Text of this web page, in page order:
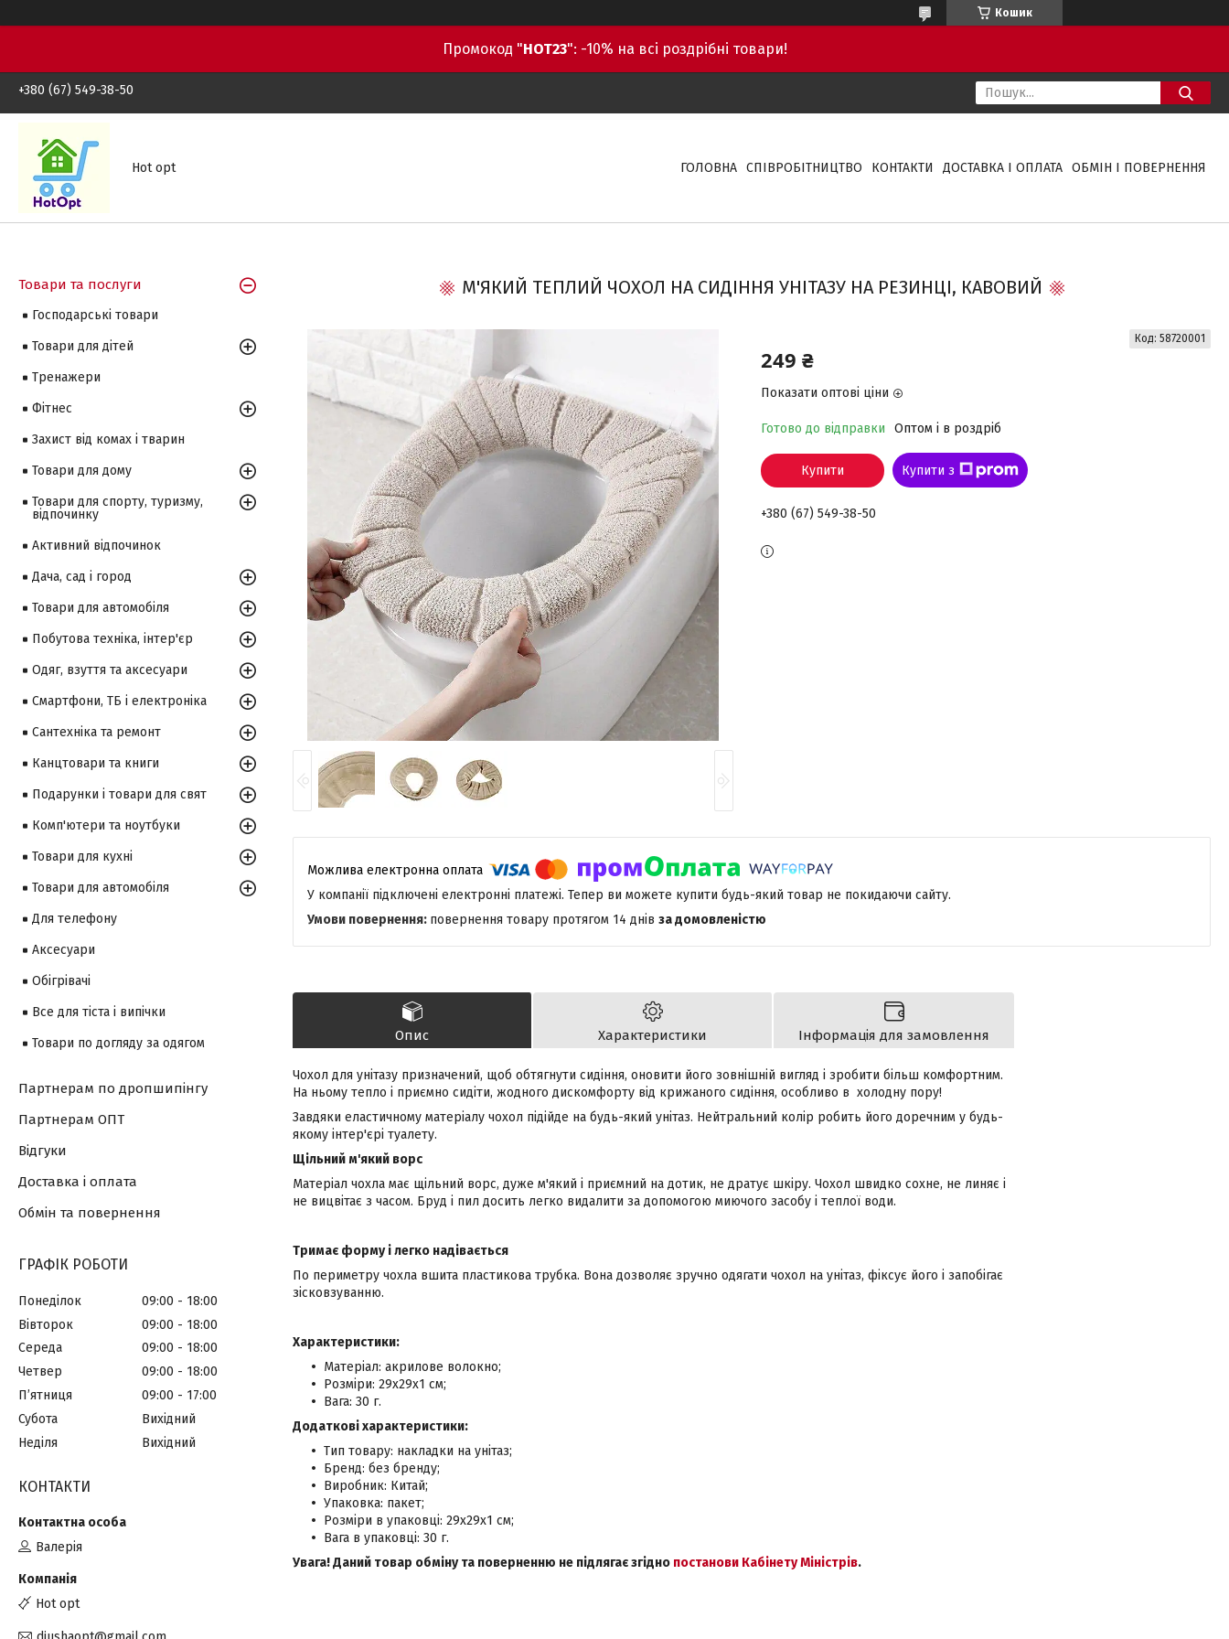
Кошик
Промокод "HOT23": -10% на всі роздрібні товари!
+380 (67) 549-38-50
Hot opt ГОЛОВНА СПІВРОБІТНИЦТВО КОНТАКТИ ДОСТАВКА І ОПЛАТА ОБМІН І ПОВЕРНЕННЯ
М'ЯКИЙ ТЕПЛИЙ ЧОХОЛ НА СИДІННЯ УНІТАЗУ НА РЕЗИНЦІ, КАВОВИЙ
249 ₴
Показати оптові ціни
Готово до відправки Оптом і в роздріб
Код: 58720001
Купити Купити з
+380 (67) 549-38-50
У компанії підключені електронні платежі. Тепер ви можете купити будь-який товар не покидаючи сайту.
повернення товару протягом 14 днів за домовленістю
Опис Характеристики Інформація для замовлення
Чохол для унітазу призначений, щоб обтягнути сидіння, оновити його зовнішній вигляд і зробити більш комфортним.
На ньому тепло і приємно сидіти, жодного дискомфорту від крижаного сидіння, особливо в холодну пору!
Завдяки еластичному матеріалу чохол підійде на будь-який унітаз. Нейтральний колір робить його доречним у будь-
якому інтер'єрі туалету.
Щільний м'який ворс
Матеріал чохла має щільний ворс, дуже м'який і приємний на дотик, не дратує шкіру. Чохол швидко сохне, не линяє і
не вицвітає з часом. Бруд і пил досить легко видалити за допомогою миючого засобу і теплої води.
Тримає форму і легко надівається
По периметру чохла вшита пластикова трубка. Вона дозволяє зручно одягати чохол на унітаз, фіксує його і запобігає
зісковзуванню.
Характеристики:
Матеріал: акрилове волокно;
Розміри: 29х29х1 см;
Вага: 30 г.
Додаткові характеристики:
Тип товару: накладки на унітаз;
Бренд: без бренду;
Виробник: Китай;
Упаковка: пакет;
Розміри в упаковці: 29х29х1 см;
Вага в упаковці: 30 г.
Увага! Даний товар обміну та поверненню не підлягає згідно постанови Кабінету Міністрів.
Товари та послуги
Господарські товари
Товари для дітей
Тренажери
Фітнес
Захист від комах і тварин
Товари для дому
Товари для спорту, туризму,
відпочинку
Активний відпочинок
Дача, сад і город
Товари для автомобіля
Побутова техніка, інтер'єр
Одяг, взуття та аксесуари
Смартфони, ТБ і електроніка
Сантехніка та ремонт
Канцтовари та книги
Подарунки і товари для свят
Комп'ютери та ноутбуки
Товари для кухні
Товари для автомобіля
Для телефону
Аксесуари
Обігрівачі
Все для тіста і випічки
Товари по догляду за одягом
Партнерам по дропшипінгу
Партнерам ОПТ
Відгуки
Доставка і оплата
Обмін та повернення
ГРАФІК РОБОТИ
Понеділок 09:00
18:00
Вівторок
09:00
18:00
Середа
09:00
18:00
Четвер
09:00
18:00
Пʼятниця
09:00
17:00
Субота
Вихідний
Неділя
Вихідний
КОНТАКТИ
Валерія
Hot opt